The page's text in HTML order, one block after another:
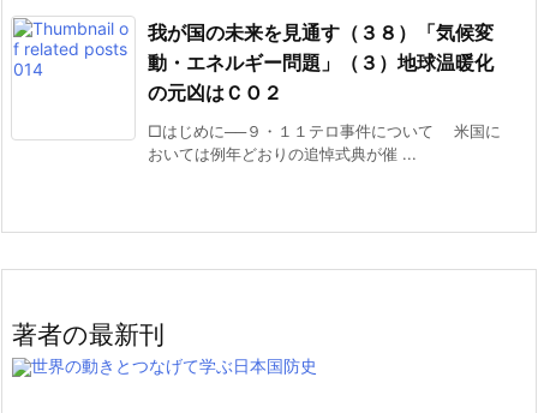
我が国の未来を見通す（３８）「気候変
動・エネルギー問題」（３）地球温暖化
の元凶はＣＯ２
□はじめに──９・１１テロ事件について 米国に
おいては例年どおりの追悼式典が催 ...
著者の最新刊
世界の動きとつなげて学ぶ日本国防史